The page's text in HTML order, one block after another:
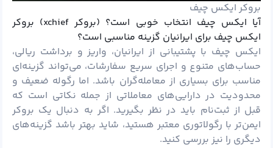
بروکر ایکس چیف
آیا ایکس چیف انتخاب خوبی است؟ (بروکر xchief) بروکر
ایکس چیف برای ایرانیان گزینه مناسبی است؟
ایکس چیف با پشتیبانی از ایرانیان، واریز و برداشت ریالی،
حساب‌های متنوع و اجرای سریع سفارشات، می‌تواند گزینه‌ای
مناسب برای بسیاری از معامله‌گران باشد. اما رگوله ضعیف و
محدودیت در دارایی‌های معاملاتی از جمله نکاتی است که
قبل از ثبت‌نام باید در نظر بگیرید. اگر به دنبال یک بروکر
ایمن‌تر با رگولاتوری معتبر هستید، شاید بهتر باشد گزینه‌های
دیگری را نیز بررسی کنید.